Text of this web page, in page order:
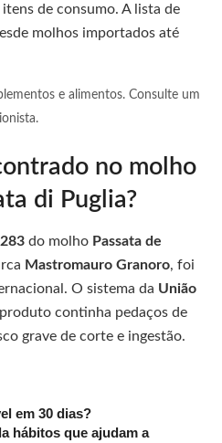
de consumo. A lista de
molhos importados até
e alimentos. Consulte um
no molho
di Puglia?
do molho Passata de
Mastromauro Granoro, foi
O sistema da União
continha pedaços de
grave de corte e ingestão.
em 30 dias?
hábitos que ajudam a